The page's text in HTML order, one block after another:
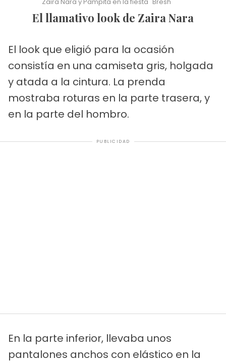
El llamativo look de Zaira Nara
El look que eligió para la ocasión
consistía en una camiseta gris, holgada
y atada a la cintura. La prenda
mostraba roturas en la parte trasera, y
en la parte del hombro.
PUBLICIDAD
En la parte inferior, llevaba unos
pantalones anchos con elástico en la